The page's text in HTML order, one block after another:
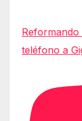
Reformando
teléfono a